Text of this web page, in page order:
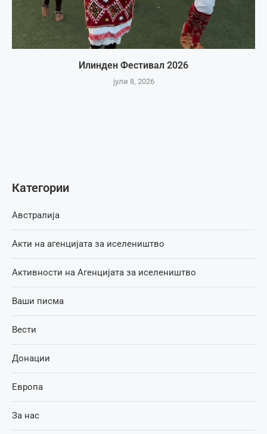
Илинден Фестивал 2026
јули 8, 2026
Категории
Австралија
Акти на агенцијата за иселеништво
Активности на Агенцијата за иселеништво
Ваши писма
Вести
Донации
Европа
За нас